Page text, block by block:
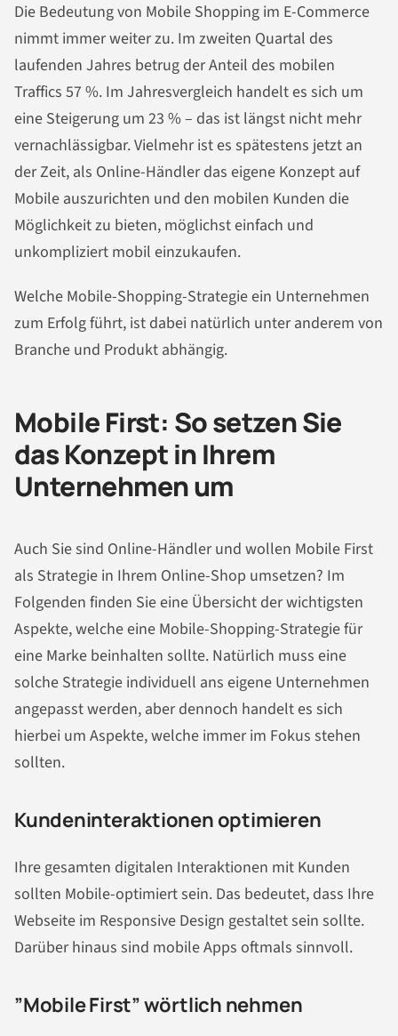
Die Bedeutung von Mobile Shopping im E-Commerce
nimmt immer weiter zu. Im zweiten Quartal des
laufenden Jahres betrug der Anteil des mobilen
Traffics 57 %. Im Jahresvergleich handelt es sich um
eine Steigerung um 23 % – das ist längst nicht mehr
vernachlässigbar. Vielmehr ist es spätestens jetzt an
der Zeit, als Online-Händler das eigene Konzept auf
Mobile auszurichten und den mobilen Kunden die
Möglichkeit zu bieten, möglichst einfach und
unkompliziert mobil einzukaufen.
Welche Mobile-Shopping-Strategie ein Unternehmen
zum Erfolg führt, ist dabei natürlich unter anderem von
Branche und Produkt abhängig.
Mobile First: So setzen Sie
das Konzept in Ihrem
Unternehmen um
Auch Sie sind Online-Händler und wollen Mobile First
als Strategie in Ihrem Online-Shop umsetzen? Im
Folgenden finden Sie eine Übersicht der wichtigsten
Aspekte, welche eine Mobile-Shopping-Strategie für
eine Marke beinhalten sollte. Natürlich muss eine
solche Strategie individuell ans eigene Unternehmen
angepasst werden, aber dennoch handelt es sich
hierbei um Aspekte, welche immer im Fokus stehen
sollten.
Kundeninteraktionen optimieren
Ihre gesamten digitalen Interaktionen mit Kunden
sollten Mobile-optimiert sein. Das bedeutet, dass Ihre
Webseite im Responsive Design gestaltet sein sollte.
Darüber hinaus sind mobile Apps oftmals sinnvoll.
”Mobile First” wörtlich nehmen